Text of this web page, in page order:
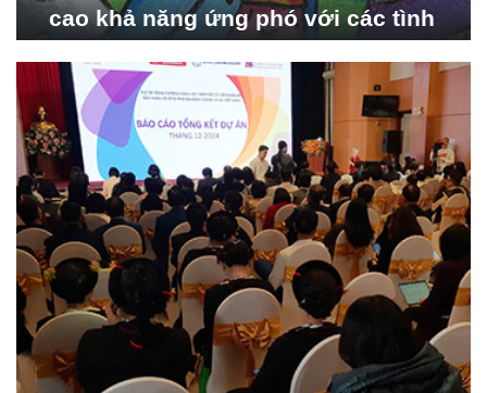
cao khả năng ứng phó với các tình